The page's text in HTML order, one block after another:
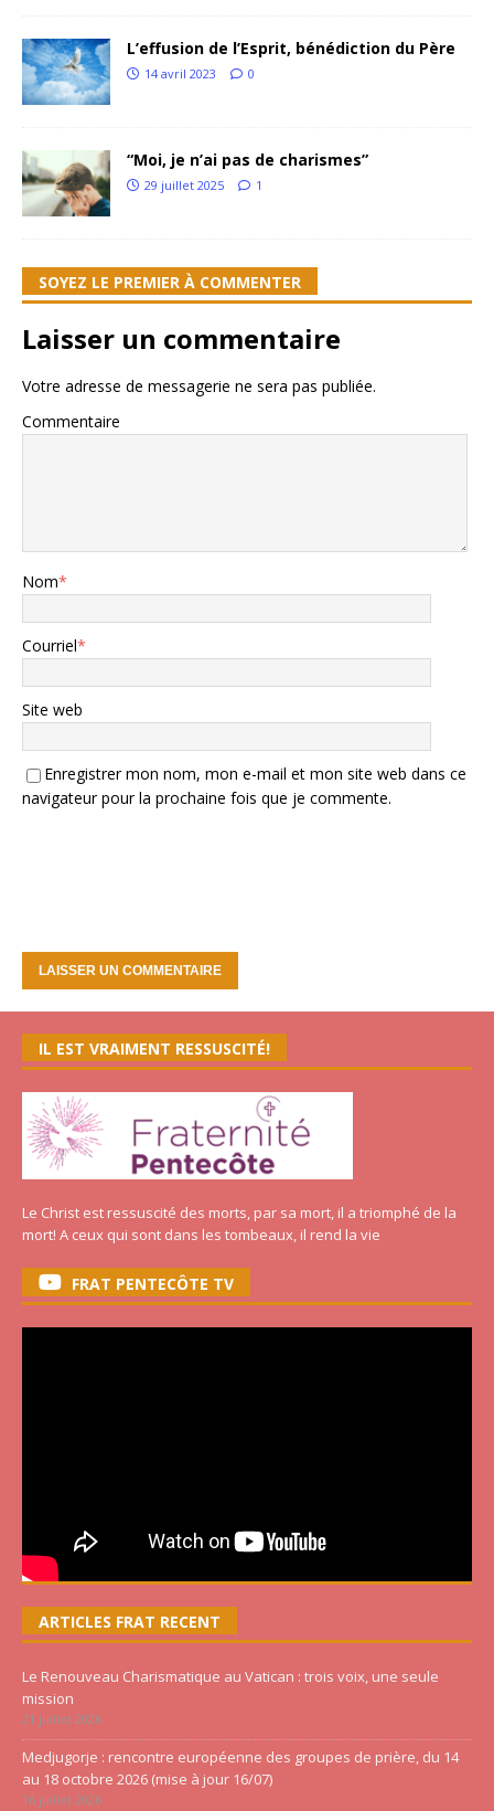
L’effusion de l’Esprit, bénédiction du Père
14 avril 2023 0
“Moi, je n’ai pas de charismes”
29 juillet 2025 1
SOYEZ LE PREMIER À COMMENTER
Laisser un commentaire
Votre adresse de messagerie ne sera pas publiée.
Commentaire
Nom*
Courriel*
Site web
Enregistrer mon nom, mon e-mail et mon site web dans ce
navigateur pour la prochaine fois que je commente.
IL EST VRAIMENT RESSUSCITÉ!
Le Christ est ressuscité des morts, par sa mort, il a triomphé de la
mort! A ceux qui sont dans les tombeaux, il rend la vie
FRAT PENTECÔTE TV
ARTICLES FRAT RECENT
Le Renouveau Charismatique au Vatican : trois voix, une seule
mission
21 juillet 2026
Medjugorje : rencontre européenne des groupes de prière, du 14
au 18 octobre 2026 (mise à jour 16/07)
16 juillet 2026